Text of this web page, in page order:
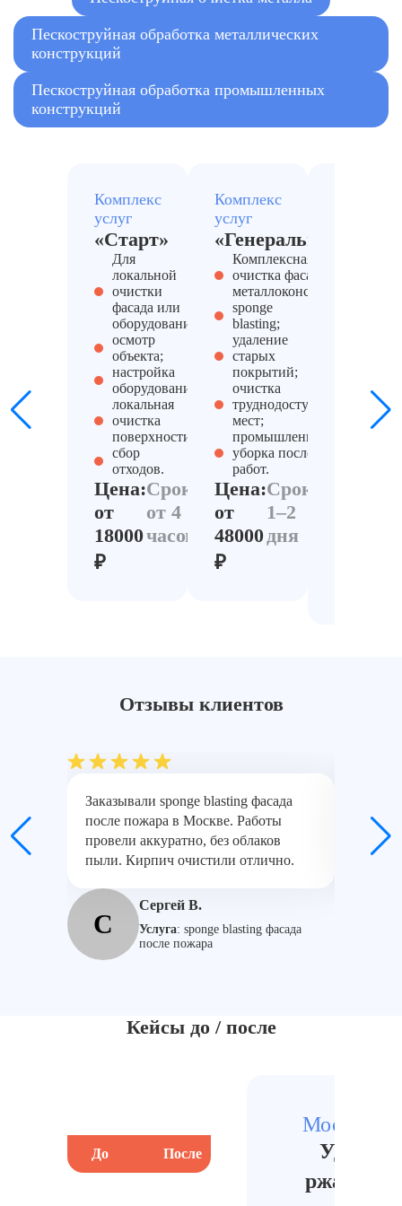
Пескоструйная обработка металлических
конструкций
Пескоструйная обработка промышленных
конструкций
Комплекс
услуг
«Старт»
Для
локальной
очистки
фасада или
оборудования
осмотр
объекта;
настройка
оборудования;
локальная
очистка
поверхности;
сбор
отходов.
Цена:
от
18000
₽
Срок:
от 4
часов
Комплекс
услуг
«Генеральный»
Комплексная
очистка фасадов и
металлоконструкций
sponge
blasting;
удаление
старых
покрытий;
очистка
труднодоступных
мест;
промышленная
уборка после
работ.
Цена:
от
48000
₽
Срок:
1–2
дня
очистка
Отзывы клиентов
Заказывали sponge blasting фасада
после пожара в Москве. Работы
провели аккуратно, без облаков
пыли. Кирпич очистили отлично.
С
Сергей В.
Услуга: sponge blasting фасада
после пожара
Jet
на
и без
Кейсы до / после
До После
Москва,